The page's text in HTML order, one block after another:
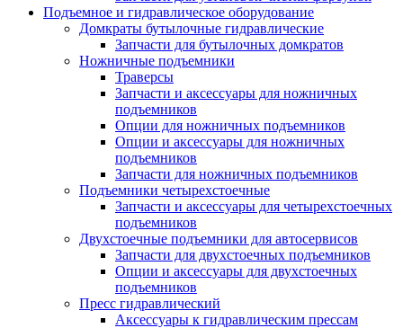
Подъемное и гидравлическое оборудование
Домкраты бутылочные гидравлические
Запчасти для бутылочных домкратов
Ножничные подъемники
Траверсы
Запчасти и аксессуары для ножничных
подъемников
Опции для ножничных подъемников
Опции и аксессуары для ножничных
подъемников
Запчасти для ножничных подъемников
Подъемники четырехстоечные
Запчасти и аксессуары для четырехстоечных
подъемников
Двухстоечные подъемники для автосервисов
Запчасти для двухстоечных подъемников
Опции и аксессуары для двухстоечных
подъемников
Пресс гидравлический
Аксессуары к гидравлическим прессам